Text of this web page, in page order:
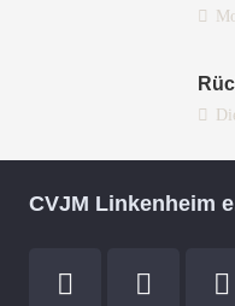
CVJM Linkenheim